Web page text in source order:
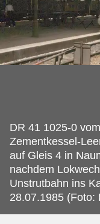
DR 41 1025-0
Zementkessel-
auf Gleis 4 in
nachdem
Unstrutbahn ins
28.07.1985 (Foto: